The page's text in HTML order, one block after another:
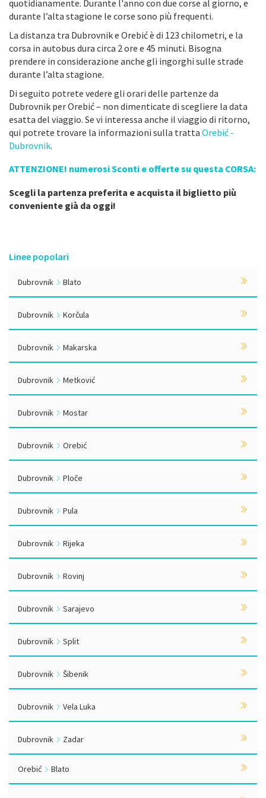
quotidianamente. Durante l'anno con due corse al giorno, e
durante l’alta stagione le corse sono più frequenti.
La distanza tra Dubrovnik e Orebić è di 123 chilometri, e la
corsa in autobus dura circa 2 ore e 45 minuti. Bisogna
prendere in considerazione anche gli ingorghi sulle strade
durante l’alta stagione.
Di seguito potrete vedere gli orari delle partenze da
Dubrovnik per Orebić – non dimenticate di scegliere la data
esatta del viaggio. Se vi interessa anche il viaggio di ritorno,
qui potrete trovare la informazioni sulla tratta Orebić -
Dubrovnik.
ATTENZIONE! numerosi Sconti e offerte su questa CORSA:
Scegli la partenza preferita e acquista il biglietto più
conveniente già da oggi!
Linee popolari
Dubrovnik Blato
Dubrovnik Korčula
Dubrovnik Makarska
Dubrovnik Metković
Dubrovnik Mostar
Dubrovnik Orebić
Dubrovnik Ploče
Dubrovnik Pula
Dubrovnik Rijeka
Dubrovnik Rovinj
Dubrovnik Sarajevo
Dubrovnik Split
Dubrovnik Šibenik
Dubrovnik Vela Luka
Dubrovnik Zadar
Orebić Blato